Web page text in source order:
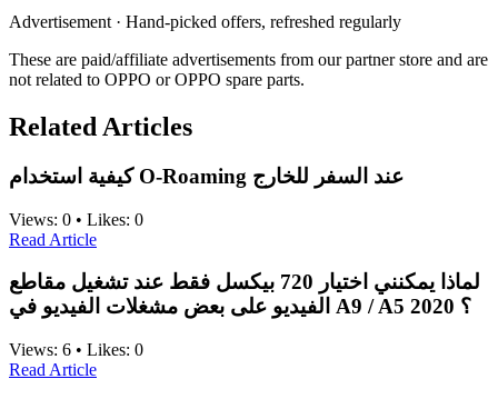
Advertisement · Hand-picked offers, refreshed regularly
These are paid/affiliate advertisements from our partner store and are
not related to OPPO or OPPO spare parts.
Related Articles
كيفية استخدام O-Roaming عند السفر للخارج
Views: 0 • Likes: 0
Read Article
لماذا يمكنني اختيار 720 بيكسل فقط عند تشغيل مقاطع
الفيديو على بعض مشغلات الفيديو في A9 / A5 2020 ؟
Views: 6 • Likes: 0
Read Article